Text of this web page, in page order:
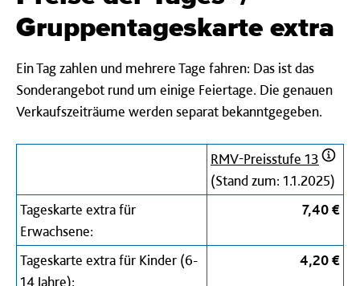
Gruppentageskarte extra
Ein Tag zahlen und mehrere Tage fahren: Das ist das
Sonderangebot rund um einige Feiertage. Die genauen
Verkaufszeiträume werden separat bekanntgegeben.
RMV-Preisstufe 13
(Stand zum: 1.1.2025)
Tageskarte extra für
Erwachsene:
7,40 €
Tageskarte extra für Kinder (6-
14 Jahre):
4,20 €